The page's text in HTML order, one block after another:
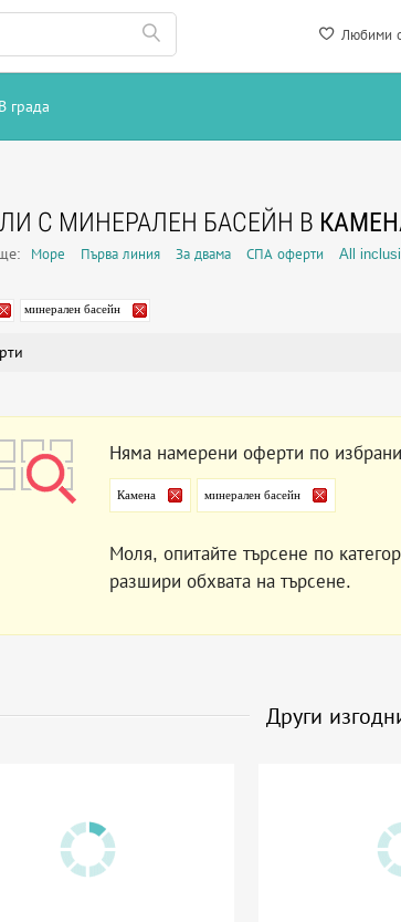
Любими
В града
С МИНЕРАЛЕН БАСЕЙН В
Море Първа линия За двама СПА оферти All
минерален басейн
Няма намерени оферти по
Камена минерален басейн
Моля, опитайте търсене по
разшири обхвата на търсене.
Други